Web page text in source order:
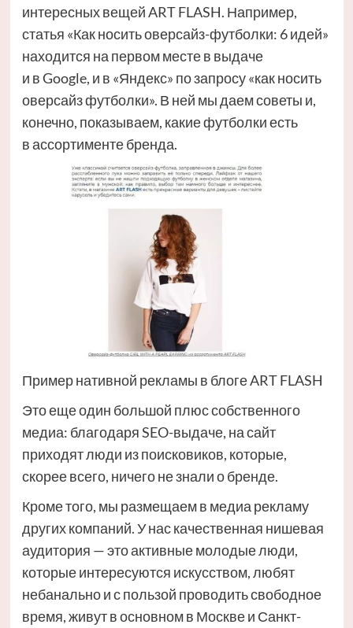
интересных вещей ART FLASH. Например,
статья «Как носить оверсайз-футболки: 6 идей»
находится на первом месте в выдаче
и в Google, и в «Яндекс» по запросу «как носить
оверсайз футболки». В ней мы даем советы и,
конечно, показываем, какие футболки есть
в ассортименте бренда.
Пример нативной рекламы в блоге ART FLASH
Это еще один большой плюс собственного
медиа: благодаря SEO-выдаче, на сайт
приходят люди из поисковиков, которые,
скорее всего, ничего не знали о бренде.
Кроме того, мы размещаем в медиа рекламу
других компаний. У нас качественная нишевая
аудитория — это активные молодые люди,
которые интересуются искусством, любят
небанально и с пользой проводить свободное
время, живут в основном в Москве и Санкт-